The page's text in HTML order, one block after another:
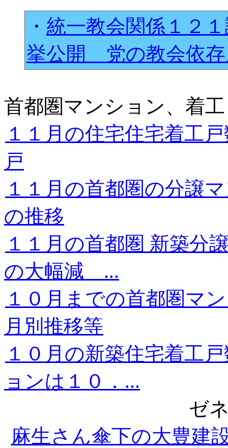
・ 統一教会関係１２
挙公開 党の教会依
首都圏マンション、着
１１月の住宅住宅着工
戸
１１月の首都圏の分譲
の推移
１１月の首都圏 新築分
の大幅減 ...
１０月までの首都圏マ
月別推移等
１０月の新築住宅着工
ョンは１０．...
ゼ
麻生さん傘下の大豊